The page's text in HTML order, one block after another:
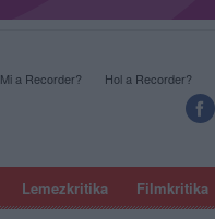
Lemezkritika Filmkritika
Mi a Recorder? Hol a Recorder?